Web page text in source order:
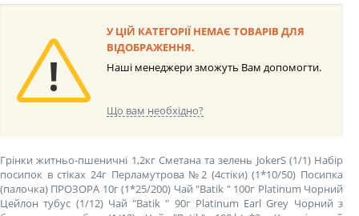
У ЦІЙ КАТЕГОРІЇ НЕМАЄ ТОВАРІВ ДЛЯ
ВІДОБРАЖЕННЯ.
Наші менеджери зможуть Вам допомогти.
Що вам необхідно?
Грінки житньо-пшеничні 1,2кг Сметана та зелень JokerS (1/1) Набір
посипок в стіках 24г Перламутрова №2 (4стіки) (1*10/50) Посипка
(палочка) ПРОЗОРА 10г (1*25/200) Чай "Batik " 100г Platinum Чорний
Цейлон тубус (1/12) Чай "Batik " 90г Platinum Earl Grey Чорний з